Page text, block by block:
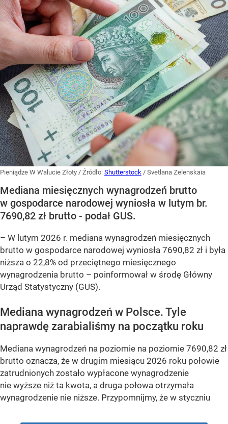
Pieniądze W Walucie Złoty / Źródło: Shutterstock / Svetlana Zelenskaia
Mediana miesięcznych wynagrodzeń brutto
w gospodarce narodowej wyniosła w lutym br.
7690,82 zł brutto - podał GUS.
– W lutym 2026 r. mediana wynagrodzeń miesięcznych
brutto w gospodarce narodowej wyniosła 7690,82 zł i była
niższa o 22,8% od przeciętnego miesięcznego
wynagrodzenia brutto – poinformował w środę Główny
Urząd Statystyczny (GUS).
Mediana wynagrodzeń w Polsce. Tyle
naprawdę zarabialiśmy na początku roku
Mediana wynagrodzeń na poziomie na poziomie 7690,82 zł
brutto oznacza, że w drugim miesiącu 2026 roku połowie
zatrudnionych zostało wypłacone wynagrodzenie
nie wyższe niż ta kwota, a druga połowa otrzymała
wynagrodzenie nie niższe. Przypomnijmy, że w styczniu